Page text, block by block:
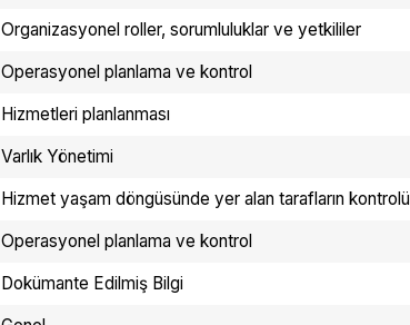
Organizasyonel roller, sorumluluklar ve yetkililer
Operasyonel planlama ve kontrol
Hizmetleri planlanması
Varlık Yönetimi
Hizmet yaşam döngüsünde yer alan tarafların kontrolü
Operasyonel planlama ve kontrol
Dokümante Edilmiş Bilgi